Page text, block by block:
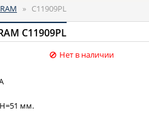
» C11909PL
C11909PL
Нет в наличии
мм.